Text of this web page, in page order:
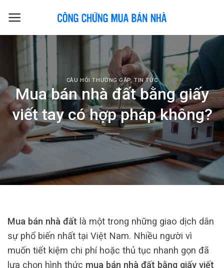
CÂU HỎI THƯỜNG GẶP,TIN TỨC
Mua bán nhà đất bằng giấy
viết tay có hợp pháp không?
Mua bán nhà đất là một trong những giao dịch dân
sự phổ biến nhất tại Việt Nam. Nhiều người vì
muốn tiết kiệm chi phí hoặc thủ tục nhanh gọn đã
lựa chọn hình thức mua bán nhà đất bằng giấy viết